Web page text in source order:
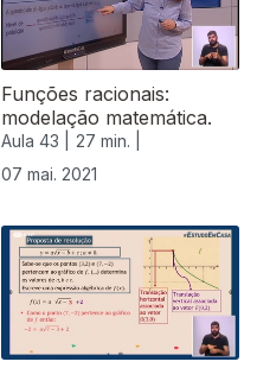
Funções racionais:
modelação matemática.
Aula 43 |
27 min. |
07 mai. 2021